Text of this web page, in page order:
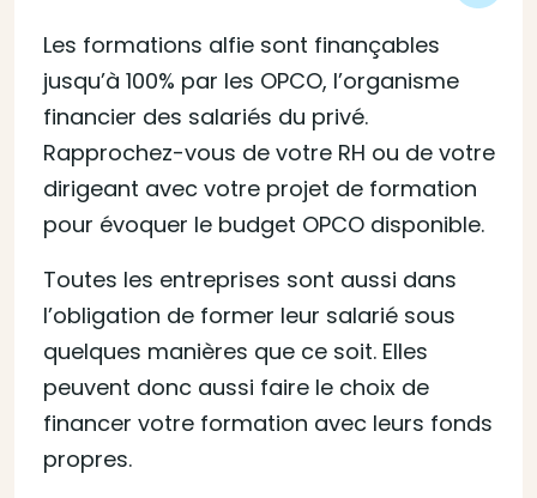
Les formations alfie sont finançables
jusqu’à 100% par les OPCO, l’organisme
financier des salariés du privé.
Rapprochez-vous de votre RH ou de votre
dirigeant avec votre projet de formation
pour évoquer le budget OPCO disponible.
Toutes les entreprises sont aussi dans
l’obligation de former leur salarié sous
quelques manières que ce soit. Elles
peuvent donc aussi faire le choix de
financer votre formation avec leurs fonds
propres.